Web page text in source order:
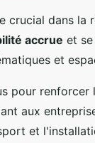
crucial dans la
accrue et
et
pour renforcer
aux
et